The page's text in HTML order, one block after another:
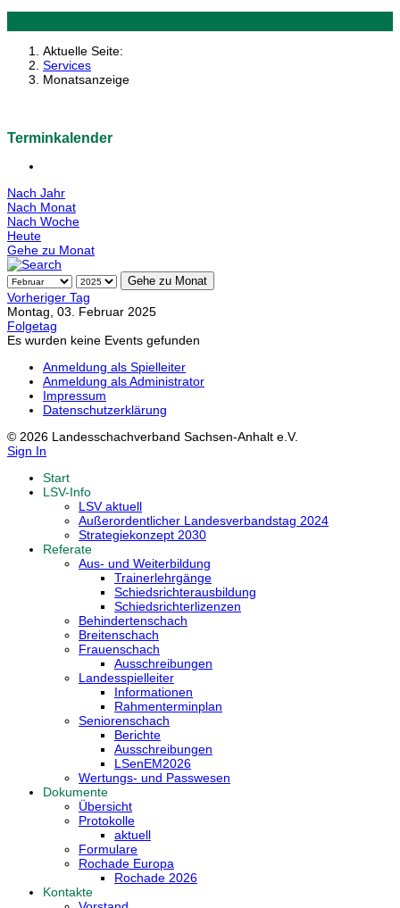
Aktuelle Seite:
Services
Monatsanzeige
Terminkalender
Nach Jahr
Nach Monat
Nach Woche
Heute
Gehe zu Monat
Gehe zu Monat
Vorheriger Tag
Montag, 03. Februar 2025
Folgetag
Es wurden keine Events gefunden
Anmeldung als Spielleiter
Anmeldung als Administrator
Impressum
Datenschutzerklärung
© 2026 Landesschachverband Sachsen-Anhalt e.V.
Sign In
Start
LSV-Info
LSV aktuell
Außerordentlicher Landesverbandstag 2024
Strategiekonzept 2030
Referate
Aus- und Weiterbildung
Trainerlehrgänge
Schiedsrichterausbildung
Schiedsrichterlizenzen
Behindertenschach
Breitenschach
Frauenschach
Ausschreibungen
Landesspielleiter
Informationen
Rahmenterminplan
Seniorenschach
Berichte
Ausschreibungen
LSenEM2026
Wertungs- und Passwesen
Dokumente
Übersicht
Protokolle
aktuell
Formulare
Rochade Europa
Rochade 2026
Kontakte